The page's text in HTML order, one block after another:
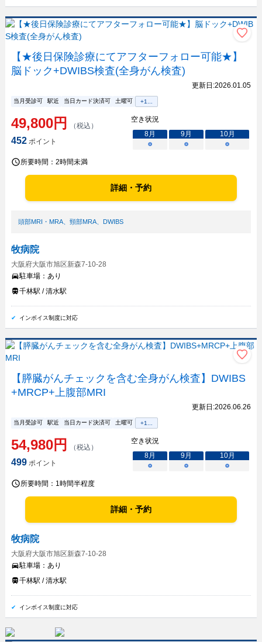
【★後日保険診療にてアフターフォロー可能★】
脳ドック+DWIBS検査(全身がん検査)
更新日:2026.01.05
当月受診可 駅近 当日カード決済可 土曜可 +1...
49,800円 （税込）
452ポイント
空き状況
8月 9月 10月
○
○ ○
所要時間： 2時間未満
詳細・予約
頭部MRI・MRA、 頸部MRA、 DWIBS
牧病院
大阪府大阪市旭区新森7-10-28
駐車場： あり
千林駅 / 清水駅
インボイス制度に対応
【膵臓がんチェックを含む全身がん検査】DWIBS
+MRCP+上腹部MRI
更新日:2026.06.26
当月受診可 駅近 当日カード決済可 土曜可 +1...
54,980円 （税込）
499ポイント
空き状況
8月 9月 10月
○
○ ○
所要時間： 1時間半程度
詳細・予約
牧病院
大阪府大阪市旭区新森7-10-28
駐車場： あり
千林駅 / 清水駅
インボイス制度に対応